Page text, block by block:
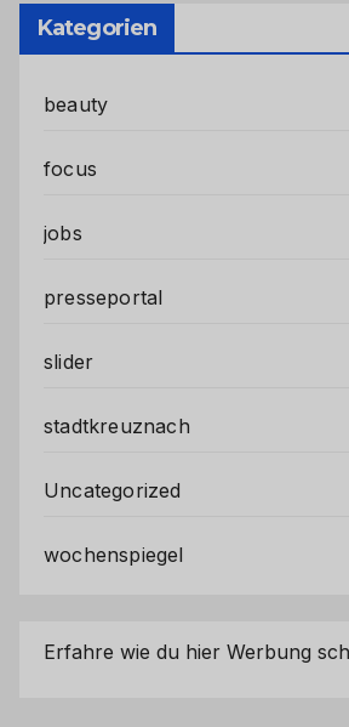
Kategorien
beauty
focus
jobs
presseportal
slider
stadtkreuznach
Uncategorized
wochenspiegel
Erfahre wie du hier Werbung